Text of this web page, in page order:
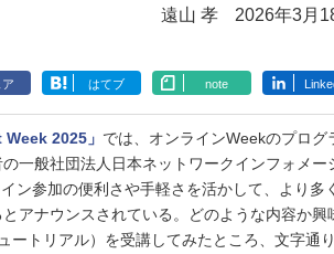
遠山 孝 2026年3月
ア はてブ note
Week 2025」 では、オンラインWeekのプログ
一般社団法人日本ネットワークインフォメー
ン参加の便利さや手軽さを活かして、より多
アナウンスされている。どのような内容か興
ートリアル）を受講してみたところ、文字通